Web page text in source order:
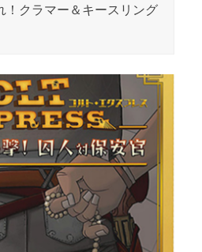
！クラマー＆キースリング